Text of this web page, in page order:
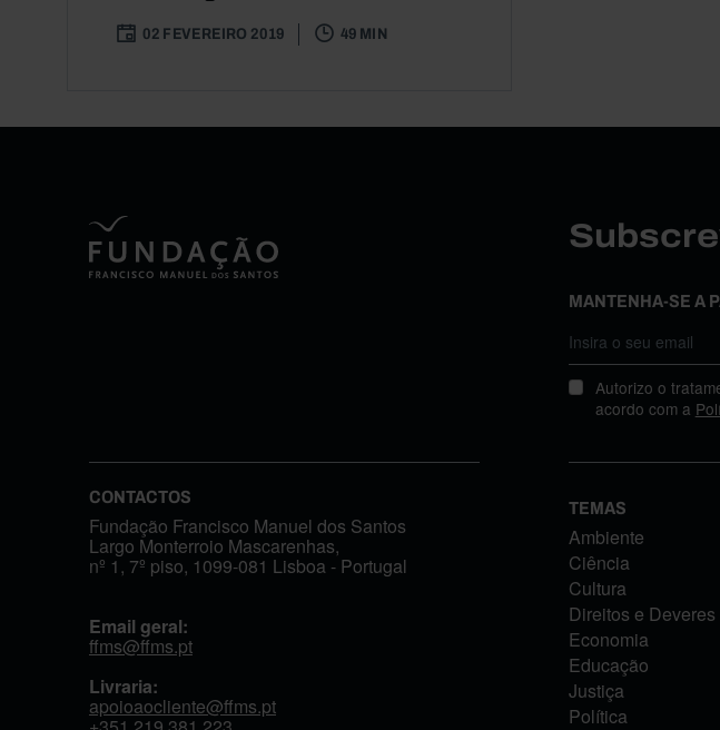
02 FEVEREIRO 2019 49 MIN
MANTENHA-SE A
Autorizo o
acordo com a
CONTACTOS
Fundação Francisco Manuel dos Santos
Largo Monterroio Mascarenhas,
nº 1, 7º piso, 1099-081 Lisboa - Portugal
Email geral:
ffms@ffms.pt
Livraria:
apoioaocliente@ffms.pt
TEMAS
Ambiente
Ciência
Cultura
Direitos e Deveres
Economia
Educação
Justiça
Política